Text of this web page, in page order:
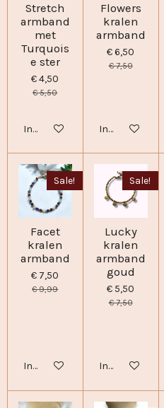
Stretch
armband
met
Turquois
e ster
€ 4,50
€ 5,50
In winkelwagen
Flowers
kralen
armband
€ 6,50
€ 7,50
In winkelwagen
Sale!
Facet
kralen
armband
€ 7,50
€ 9,99
In winkelwagen
Sale!
Lucky
kralen
armband
goud
€ 5,50
€ 7,50
In winkelwagen